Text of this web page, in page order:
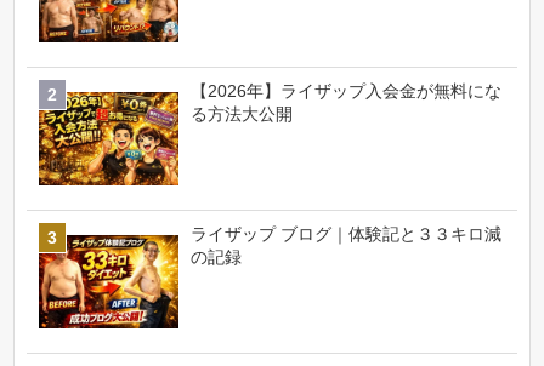
【2026年】ライザップ入会金が無料にな
る方法大公開
ライザップ ブログ｜体験記と３３キロ減
の記録